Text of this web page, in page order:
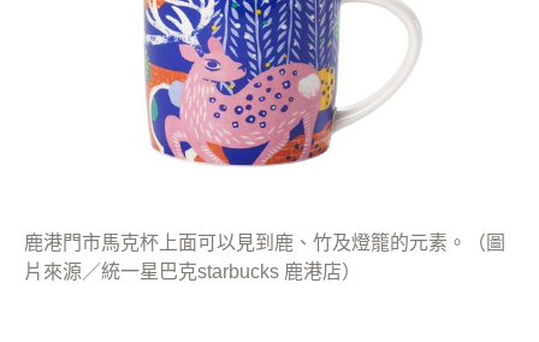
鹿港門市馬克杯上面可以見到鹿、竹及燈籠的元素。（圖
片來源／統一星巴克starbucks 鹿港店）